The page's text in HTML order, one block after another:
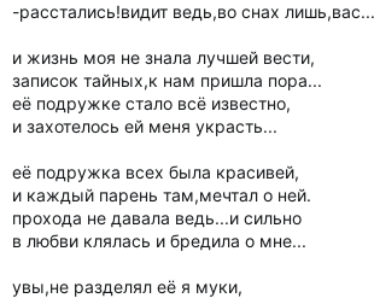
-расстались!видит ведь,во снах лишь,вас...
и жизнь моя не знала лучшей вести,
записок тайных,к нам пришла пора...
её подружке стало всё известно,
и захотелось ей меня украсть...
её подружка всех была красивей,
и каждый парень там,мечтал о ней.
прохода не давала ведь...и сильно
в любви клялась и бредила о мне...
увы,не разделял её я муки,